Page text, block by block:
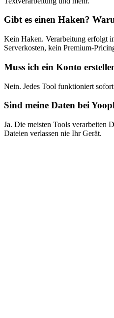
Gibt es einen Haken?
Kein Haken. Verarbeitung erfolgt
Serverkosten, kein Premium-
Muss ich ein Konto
Nein. Jedes Tool funktioniert
Sind meine Daten bei
Ja. Die meisten Tools verarbeiten
Dateien verlassen nie Ihr Gerät.